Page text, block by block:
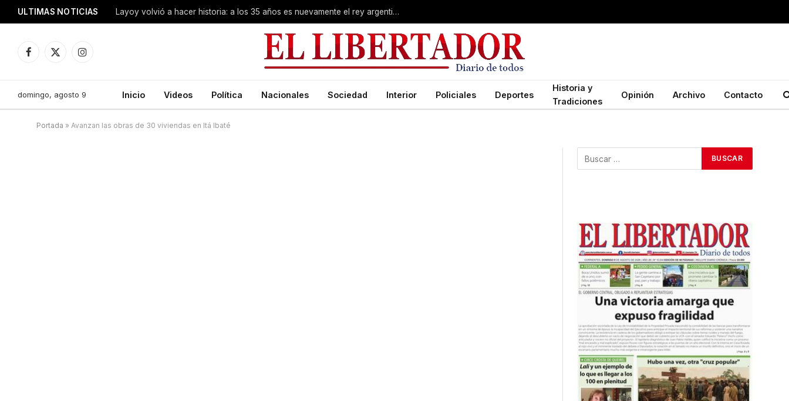
ULTIMAS NOTICIAS Layoy volvió a hacer historia: a los 35 años es nuevamente el rey argentino de salto en alto
Facebook
X
Instagram
domingo, agosto 9 Inicio Videos Política Nacionales Sociedad Interior Policiales Deportes
Historia y
Tradiciones
Opinión Archivo Contacto
Portada » Avanzan las obras de 30 viviendas en Itá Ibaté